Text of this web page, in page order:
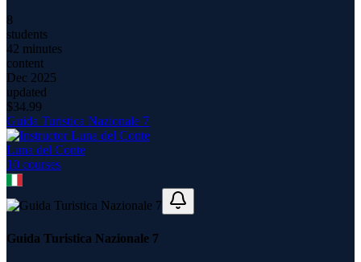
8
students
42 minutes
content
Dec 2025
updated
$34.99
Guida Turistica Nazionale 7
Luna del Conte
10 courses
Guida Turistica Nazionale 7